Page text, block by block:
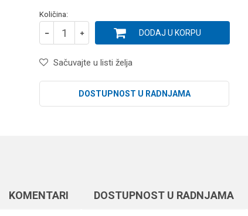
Količina:
DODAJ U KORPU
Sačuvajte u listi želja
DOSTUPNOST U RADNJAMA
KOMENTARI DOSTUPNOST U RADNJAMA